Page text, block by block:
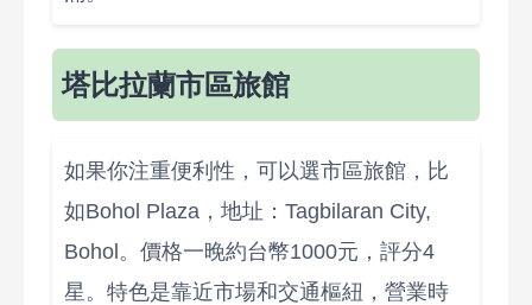
塔比拉蘭市區旅館
如果你注重便利性，可以選市區旅館，比
如Bohol Plaza，地址：Tagbilaran City,
Bohol。價格一晚約台幣1000元，評分4
星。特色是靠近市場和交通樞紐，營業時